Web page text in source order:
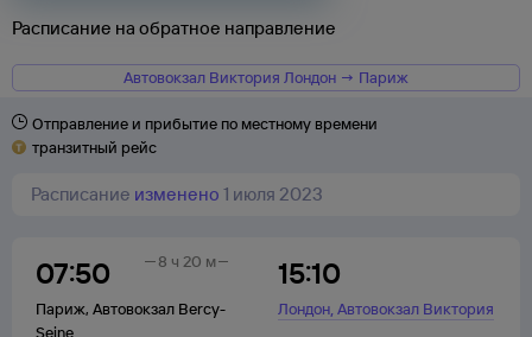
Расписание на обратное направление
Автовокзал Виктория Лондон → Париж
Отправление и прибытие по местному времени
транзитный рейс
Расписание изменено 1 июля 2023
07:50
Париж, Автовокзал Bercy-
Seine
15:10
Лондон,Автовокзал Виктория
8 ч 20 м